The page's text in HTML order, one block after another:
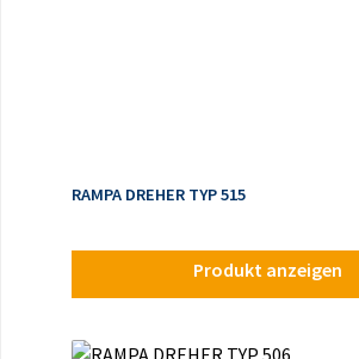
RAMPA DREHER TYP 515
Produkt anzeigen